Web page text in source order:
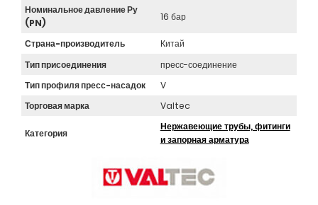
Номинальное давление Ру
(PN)
16 бар
Страна-производитель
Китай
Тип присоединения
пресс-соединение
Тип профиля пресс-насадок
V
Торговая марка
Valtec
Категория
Нержавеющие трубы, фитинги
и запорная арматура